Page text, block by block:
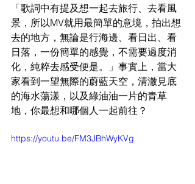
「歌詞中有提及想一起去旅行、去看風
景，所以MV就用最簡單的意境，拍出想
去的地方，無論是行海邊、看日出、看
日落，一份簡單的感覺，不需要過度消
化，純粹去感受便是。」事實上，當大
家看到一望無際的蔚藍天空，清澈見底
的海水蕩漾，以及綠油油一片的青草
地，你最想和哪個人一起前往？
https://youtu.be/FM3JBhWyKVg